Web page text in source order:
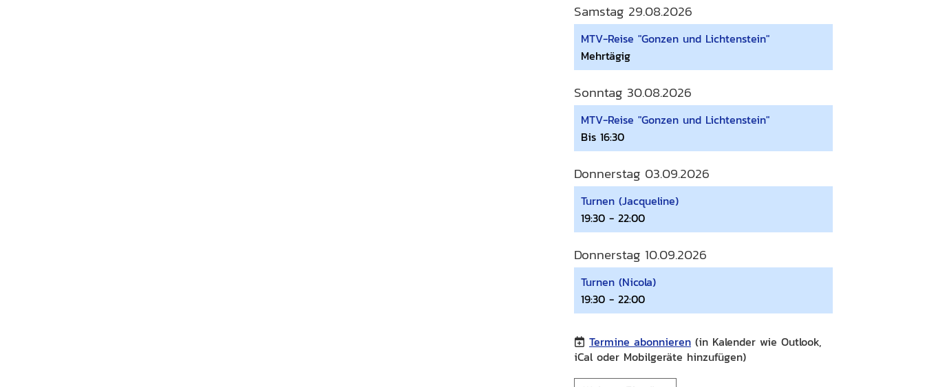
Samstag 29.08.2026
MTV-Reise "Gonzen und Lichtenstein"
Mehrtägig
Sonntag 30.08.2026
MTV-Reise "Gonzen und Lichtenstein"
Bis 16:30
Donnerstag 03.09.2026
Turnen (Jacqueline)
19:30 - 22:00
Donnerstag 10.09.2026
Turnen (Nicola)
19:30 - 22:00
Termine abonnieren (in Kalender wie Outlook,
iCal oder Mobilgeräte hinzufügen)